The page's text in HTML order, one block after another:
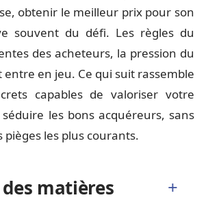
obtenir le meilleur prix pour son
souvent du défi. Les règles du
des acheteurs, la pression du
en jeu. Ce qui suit rassemble
capables de valoriser votre
les bons acquéreurs, sans
pièges les plus courants.
matières